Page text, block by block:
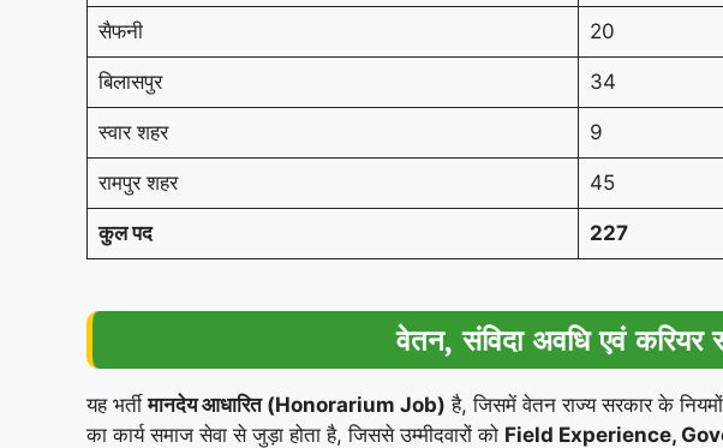
सैफनी 20
बिलासपुर 34
स्वार शहर 9
रामपुर शहर 45
कुल पद 227
वेतन, संविदा अवधि एवं करियर
यह भर्तीमानदेय आधारित (Honorarium Job) है, जिसमें वेतन राज्य सरकार के
का कार्य समाज सेवा से जुड़ा होता है, जिससे उम्मीदवारों को Field Experience,